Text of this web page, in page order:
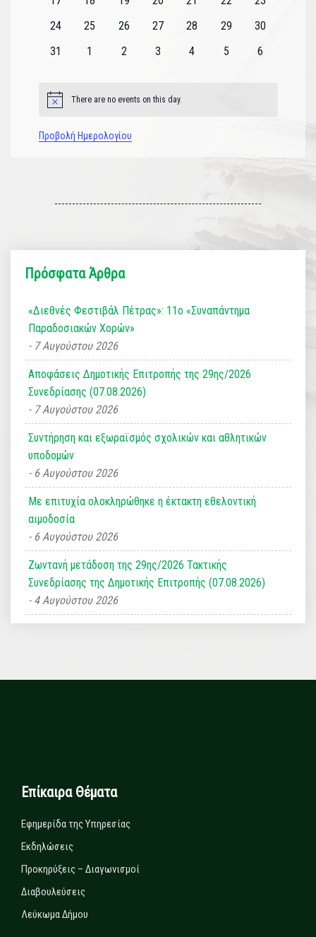
0
24
0
25
0
26
0
27
0
28
0
29
0
30
0
31
0
1
0
2
0
3
0
4
0
5
0
6
Notice There are no events on this day.
Προβολή Ημερολογίου
Πρόσφατα Άρθρα
«Διεθνές Φεστιβάλ Πέτρας»: 11ο «Συναπάντημα
Παραδοσιακών Χορών»
7 Αυγούστου 2026
Αποφάσεις Δημοτικής Επιτροπής της 29ης/2026
Συνεδρίασης (07.08.2026)
7 Αυγούστου 2026
Συντήρηση και εξωραϊσμός σχολικών και αθλητικών
υποδομών
6 Αυγούστου 2026
Με επιτυχία ολοκληρώθηκε η έκτακτη εθελοντική
αιμοδοσία
6 Αυγούστου 2026
Ζωντανή μετάδοση της 29ης/2026 Τακτικής
Συνεδρίασης της Δημοτικής Επιτροπής (07.08.2026)
4 Αυγούστου 2026
Επίκαιρα Θέματα
Εφημερίδα της Υπηρεσίας
Εκδηλώσεις
Προκηρύξεις – Διαγωνισμοί
Διαβουλεύσεις
Λεύκωμα Δήμου